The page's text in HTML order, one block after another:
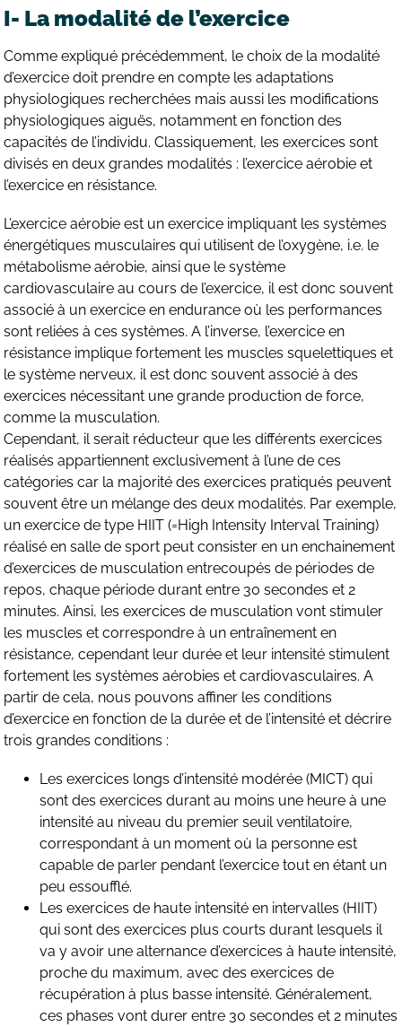
I- La modalité de l’exercice
Comme expliqué précédemment, le choix de la modalité
d’exercice doit prendre en compte les adaptations
physiologiques recherchées mais aussi les modifications
physiologiques aiguës, notamment en fonction des
capacités de l’individu. Classiquement, les exercices sont
divisés en deux grandes modalités : l’exercice aérobie et
l’exercice en résistance.
L’exercice aérobie est un exercice impliquant les systèmes
énergétiques musculaires qui utilisent de l’oxygène, i.e. le
métabolisme aérobie, ainsi que le système
cardiovasculaire au cours de l’exercice, il est donc souvent
associé à un exercice en endurance où les performances
sont reliées à ces systèmes. A l’inverse, l’exercice en
résistance implique fortement les muscles squelettiques et
le système nerveux, il est donc souvent associé à des
exercices nécessitant une grande production de force,
comme la musculation.
Cependant, il serait réducteur que les différents exercices
réalisés appartiennent exclusivement à l’une de ces
catégories car la majorité des exercices pratiqués peuvent
souvent être un mélange des deux modalités. Par exemple,
un exercice de type HIIT (=High Intensity Interval Training)
réalisé en salle de sport peut consister en un enchainement
d’exercices de musculation entrecoupés de périodes de
repos, chaque période durant entre 30 secondes et 2
minutes. Ainsi, les exercices de musculation vont stimuler
les muscles et correspondre à un entraînement en
résistance, cependant leur durée et leur intensité stimulent
fortement les systèmes aérobies et cardiovasculaires. A
partir de cela, nous pouvons affiner les conditions
d’exercice en fonction de la durée et de l’intensité et décrire
trois grandes conditions :
Les exercices longs d’intensité modérée (MICT) qui
sont des exercices durant au moins une heure à une
intensité au niveau du premier seuil ventilatoire,
correspondant à un moment où la personne est
capable de parler pendant l’exercice tout en étant un
peu essoufflé.
Les exercices de haute intensité en intervalles (HIIT)
qui sont des exercices plus courts durant lesquels il
va y avoir une alternance d’exercices à haute intensité,
proche du maximum, avec des exercices de
récupération à plus basse intensité. Généralement,
ces phases vont durer entre 30 secondes et 2 minutes